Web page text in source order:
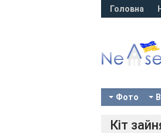
Головна
Фото
Кіт